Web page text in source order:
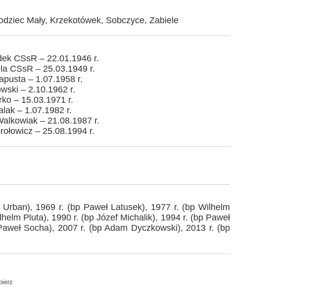
Mały, Krzekotówek, Sobczyce, Zabiele
CSsR – 22.01.1946 r.
CSsR – 25.03.1949 r.
– 1.07.1958 r.
– 2.10.1962 r.
– 15.03.1971 r.
– 1.07.1982 r.
– 21.08.1987 r.
– 25.08.1994 r.
1969 r. (bp Paweł Latusek), 1977 r. (bp Wilhelm
Pluta), 1990 r. (bp Józef Michalik), 1994 r. (bp Paweł
Socha), 2007 r. (bp Adam Dyczkowski), 2013 r. (bp